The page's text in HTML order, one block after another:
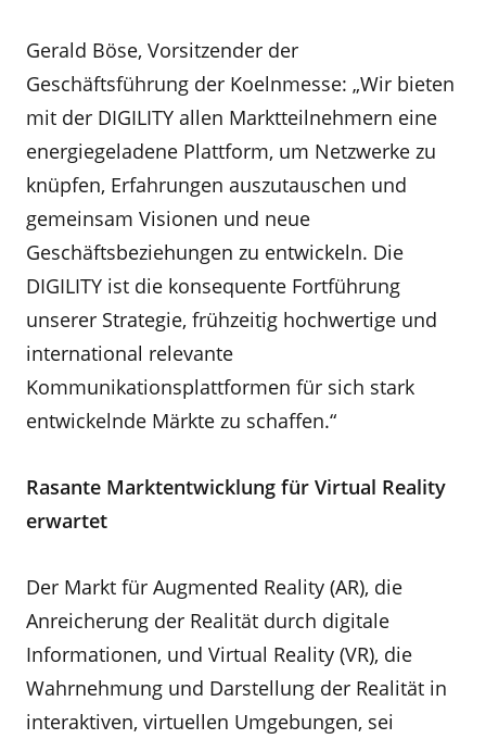
Gerald Böse, Vorsitzender der
Geschäftsführung der Koelnmesse: „Wir bieten
mit der DIGILITY allen Marktteilnehmern eine
energiegeladene Plattform, um Netzwerke zu
knüpfen, Erfahrungen auszutauschen und
gemeinsam Visionen und neue
Geschäftsbeziehungen zu entwickeln. Die
DIGILITY ist die konsequente Fortführung
unserer Strategie, frühzeitig hochwertige und
international relevante
Kommunikationsplattformen für sich stark
entwickelnde Märkte zu schaffen.“
Rasante Marktentwicklung für Virtual Reality
erwartet
Der Markt für Augmented Reality (AR), die
Anreicherung der Realität durch digitale
Informationen, und Virtual Reality (VR), die
Wahrnehmung und Darstellung der Realität in
interaktiven, virtuellen Umgebungen, sei